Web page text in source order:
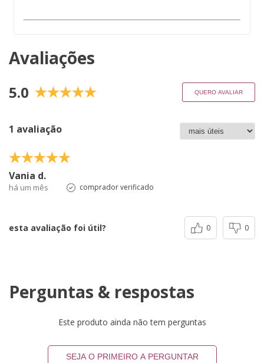
Avaliações
5.0 QUERO AVALIAR
1 avaliação
Vania d.
há um mês comprador verificado
esta avaliação foi útil? 0 0
Perguntas & respostas
Este produto ainda não tem perguntas
SEJA O PRIMEIRO A PERGUNTAR